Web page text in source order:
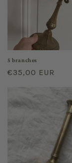
:
5 branches
Regular
€35,00 EUR